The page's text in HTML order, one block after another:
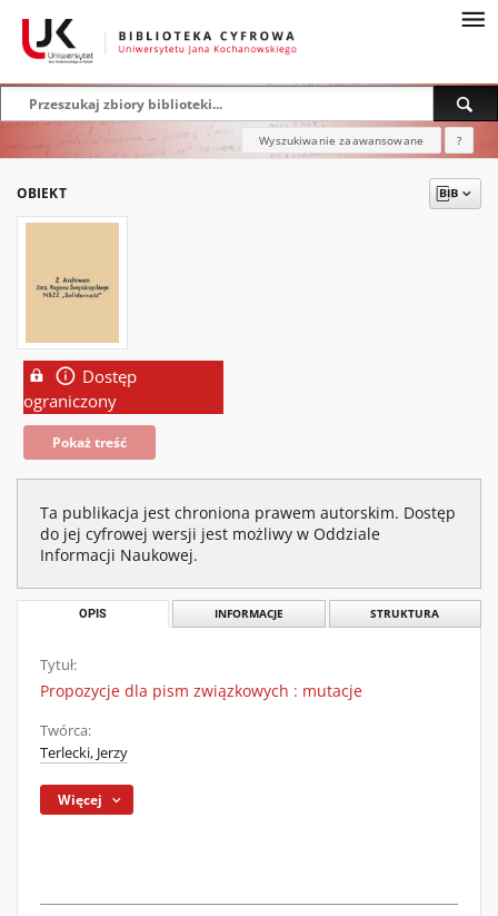
Wyszukiwanie zaawansowane ?
OBIEKT
Dostęp
ograniczony
Pokaż treść
Ta publikacja jest chroniona prawem autorskim. Dostęp
do jej cyfrowej wersji jest możliwy w Oddziale
Informacji Naukowej.
OPIS INFORMACJE STRUKTURA
Tytuł:
Propozycje dla pism związkowych : mutacje
Twórca:
Terlecki, Jerzy
Więcej